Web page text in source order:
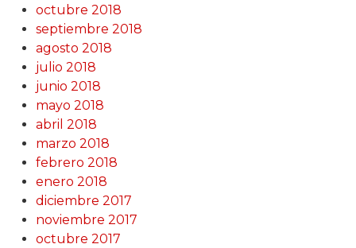
octubre 2018
septiembre 2018
agosto 2018
julio 2018
junio 2018
mayo 2018
abril 2018
marzo 2018
febrero 2018
enero 2018
diciembre 2017
noviembre 2017
octubre 2017